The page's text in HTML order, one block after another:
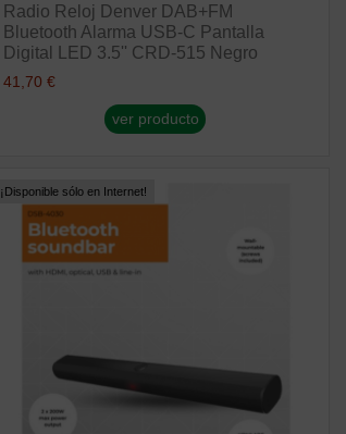
Radio Reloj Denver DAB+FM
Bluetooth Alarma USB-C Pantalla
Digital LED 3.5'' CRD-515 Negro
41,70 €
ver producto
¡Disponible sólo en Internet!